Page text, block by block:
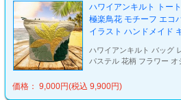
ハワイアンキルト トー
極楽鳥花 モチーフ エコ
イラスト ハンドメイド
ハワイアンキルト バッグ
パステル 花柄 フラワー オ
価格： 9,000円(税込 9,900円)